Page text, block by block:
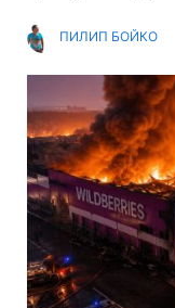
ПИЛИП БОЙКО